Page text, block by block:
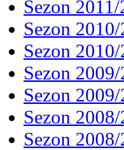
Sezon
Sezon 2010/
Sezon
Sezon
Sezon
Sezon
Sezon